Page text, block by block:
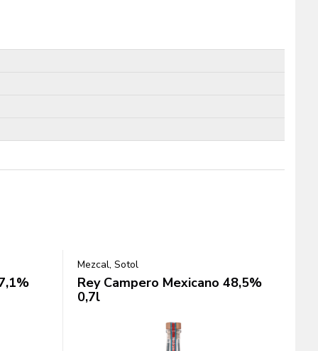
Mezcal, Sotol
Rey Campero Mexicano 48,5%
0,7l